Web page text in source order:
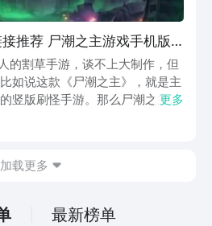
推荐 尸潮之主游戏手机版
的割草手游，谈不上大制作，但
如说这款《尸潮之主》，就是主
竖版刷怪手游。那么尸潮之主下
该手游还没正式上线，只是放出
更多
加载更多
最新榜单